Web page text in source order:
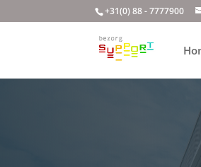
+31(0) 88 - 7777900